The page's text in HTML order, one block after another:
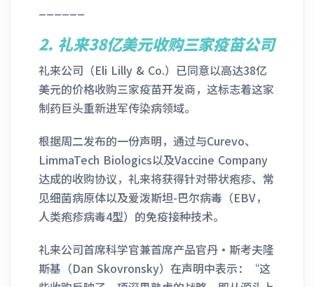
2. 礼来38亿美元收购三家疫苗公司
礼来公司（Eli Lilly & Co.）已同意以高达38亿
美元的价格收购三家疫苗开发商，这标志着这家
制药巨头重新进军传染病领域。
根据周二发布的一份声明，通过与Curevo、
LimmaTech Biologics以及Vaccine Company
达成的收购协议，礼来将获得针对带状疱疹、常
见细菌病原体以及爱泼斯坦-巴尔病毒（EBV，
人类疱疹病毒4型）的免疫接种技术。
礼来公司首席科学官兼首席产品官丹·斯考夫隆
斯基（Dan Skovronsky）在声明中表示：“这